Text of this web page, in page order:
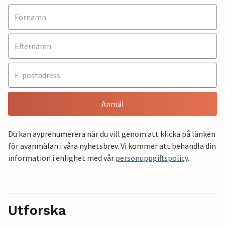
Anmäl
Du kan avprenumerera när du vill genom att klicka på länken
för avanmälan i våra nyhetsbrev. Vi kommer att behandla din
information i enlighet med vår personuppgiftspolicy.
Utforska